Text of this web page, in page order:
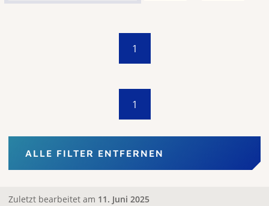
1
1
ALLE FILTER ENTFERNEN
Zuletzt bearbeitet am 11. Juni 2025